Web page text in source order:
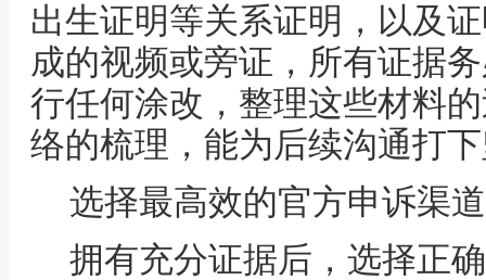
出生证明等关系证明，以及
成的视频或旁证，所有证据
行任何涂改，整理这些材料
络的梳理，能为后续沟通打
选择最高效的官方申诉渠道
拥有充分证据后，选择正